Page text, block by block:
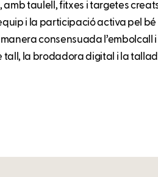
taulell, fitxes i targetes
i la participació activa pel bé
consensuada l’embolcall
tall, la brodadora digital i la